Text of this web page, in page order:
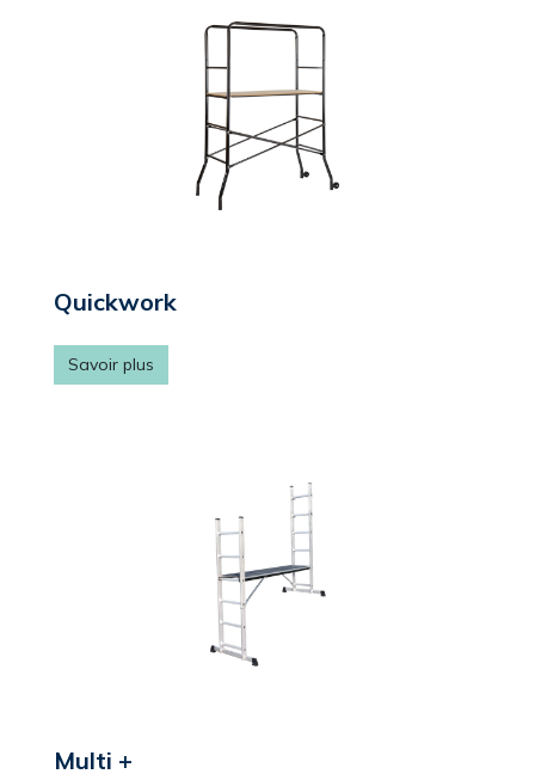
Quickwork
Savoir plus
Multi +